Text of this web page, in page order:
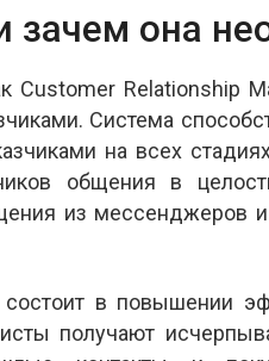
зачем она
Customer Relationship
Система
на всех
общения в
из мессенджеров
в повышении
получают